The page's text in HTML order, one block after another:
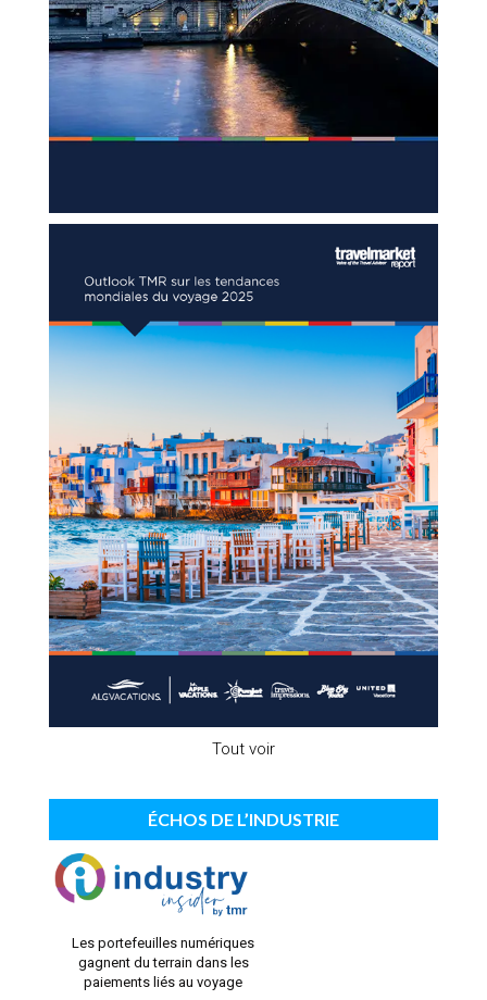
Tout voir
ÉCHOS DE L’INDUSTRIE
Les portefeuilles numériques
gagnent du terrain dans les
paiements liés au voyage